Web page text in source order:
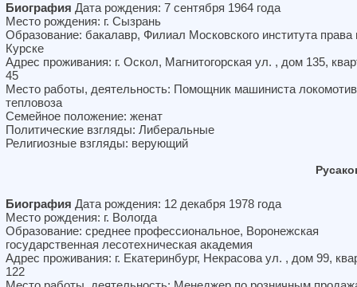
Биография Дата рождения: 7 сентября 1964 года
Место рождения: г. Сызрань
Образование: бакалавр, Филиал Московского института права
Курске
Адрес проживания: г. Оскол, Магнитогорская ул. , дом 135,
45
Место работы, деятельность: Помощник машиниста
тепловоза
Семейное положение: женат
Политические взгляды: Либеральные
Религиозные взгляды: верующий
Биография Дата рождения: 12 декабря 1978 года
Место рождения: г. Вологда
Образование: среднее профессиональное, Воронежская
государственная лесотехническая академия
Адрес проживания: г. Екатеринбург, Некрасова ул. , дом 99,
122